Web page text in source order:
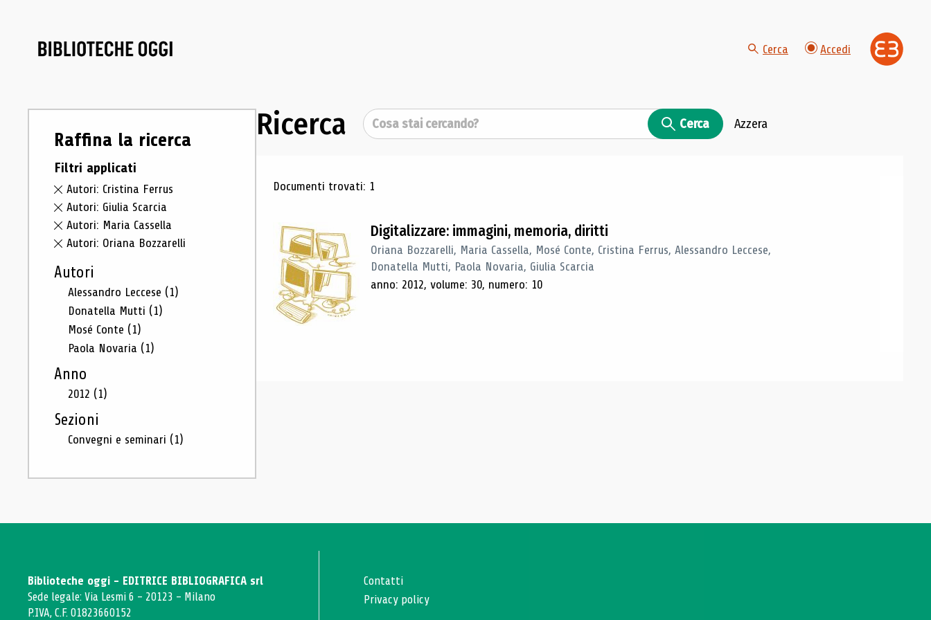
Cerca Accedi
Raffina la ricerca
Filtri applicati
Autori: Cristina Ferrus
Autori: Giulia Scarcia
Autori: Maria Cassella
Autori: Oriana Bozzarelli
Autori
Alessandro Leccese (1)
Donatella Mutti (1)
Mosé Conte (1)
Paola Novaria (1)
Anno
2012 (1)
Sezioni
Convegni e seminari (1)
Ricerca Cerca Cerca Azzera
Risultati di ricerca
Documenti trovati: 1
Digitalizzare: immagini, memoria, diritti
Oriana Bozzarelli, Maria Cassella, Mosé Conte, Cristina Ferrus, Alessandro Leccese,
Donatella Mutti, Paola Novaria, Giulia Scarcia
anno: 2012, volume: 30, numero: 10
Biblioteche oggi - EDITRICE BIBLIOGRAFICA srl
Sede legale: Via Lesmi 6 - 20123 - Milano
P.IVA, C.F. 01823660152
Contatti
Privacy policy